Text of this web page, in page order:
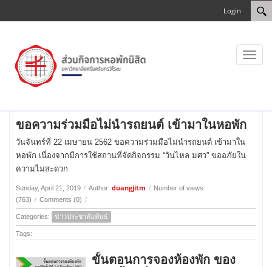
Login
Toggle
ขอความร่วมมือไม่นำรถยนต์ เข้ามาในหอพัก
วันจันทร์ที่ 22 เมษายน 2562 ขอความร่วมมือไม่นำรถยนต์ เข้ามาใน
หอพัก เนื่องจากมีการใช้สถานที่จัดกิจกรรม “วันไหล มศว” ขออภัยใน
ความไม่สะดวก
Sunday, April 21, 2019 / Author: duangjitm / Number of views
(763) / Comments (0) /
Categories: ข่าวประชาสัมพันธ์
Tags:
ขั้นตอนการจองห้องพัก ของ